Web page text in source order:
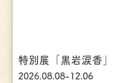
特別展「黒岩涙香」
2026.08.08-12.06